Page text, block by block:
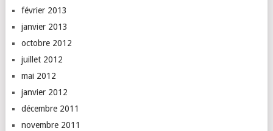
février 2013
janvier 2013
octobre 2012
juillet 2012
mai 2012
janvier 2012
décembre 2011
novembre 2011